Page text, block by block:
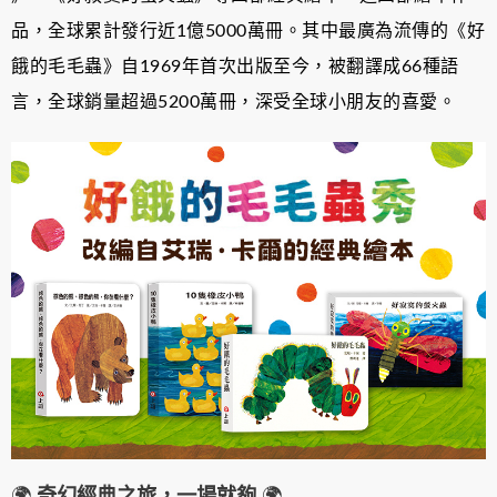
品，全球累計發行近1億5000萬冊。其中最廣為流傳的《好
餓的毛毛蟲》自1969年首次出版至今，被翻譯成66種語
言，全球銷量超過5200萬冊，深受全球小朋友的喜愛。